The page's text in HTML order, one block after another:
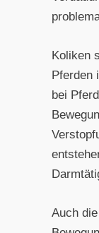
Koliken
Pferden
bei
Auch